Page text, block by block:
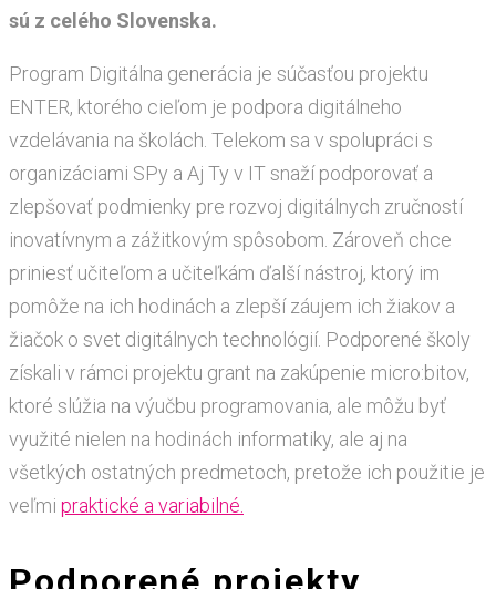
sú z celého Slovenska.
Program Digitálna generácia je súčasťou projektu
ENTER, ktorého cieľom je podpora digitálneho
vzdelávania na školách. Telekom sa v spolupráci s
organizáciami SPy a Aj Ty v IT snaží podporovať a
zlepšovať podmienky pre rozvoj digitálnych zručností
inovatívnym a zážitkovým spôsobom. Zároveň chce
priniesť učiteľom a učiteľkám ďalší nástroj, ktorý im
pomôže na ich hodinách a zlepší záujem ich žiakov a
žiačok o svet digitálnych technológií. Podporené školy
získali v rámci projektu grant na zakúpenie micro:bitov,
ktoré slúžia na výučbu programovania, ale môžu byť
využité nielen na hodinách informatiky, ale aj na
všetkých ostatných predmetoch, pretože ich použitie je
veľmi praktické a variabilné.